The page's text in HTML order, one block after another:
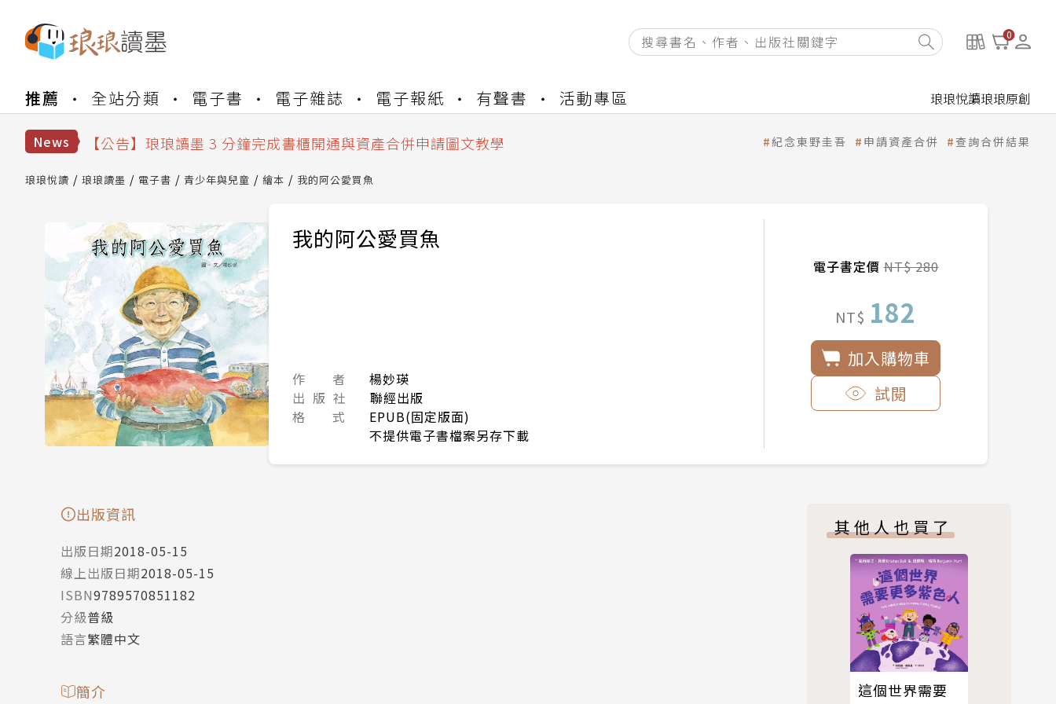
0
推薦 全站分類 電子書 電子雜誌 電子報紙 有聲書 活動專區 琅琅悅讀琅琅原創
News
【公告】琅琅讀墨數位閱讀資產合併與書櫃開通申請
【公告】琅琅讀墨 3 分鐘完成書櫃開通與資產合併申請圖文教學
【公告】琅琅讀墨數位閱讀資產合併與書櫃開通申請
紀念東野圭吾 申請資產合併 查詢合併結果
琅琅悅讀 琅琅讀墨 電子書 青少年與兒童 繪本 我的阿公愛買魚
我的阿公愛買魚
作 者
楊妙瑛
出 版 社
聯經出版
格 式
EPUB(固定版面)
不提供電子書檔案另存下載
電子書定價NT$ 280
NT$ 182
加入購物車
試閱
出版資訊
出版日期2018-05-15
線上出版日期2018-05-15
ISBN9789570851182
分級普級
語言繁體中文
簡介
其他人也買了
這個世界需要